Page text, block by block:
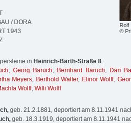
Rolf
©
/ DORA
1943
in Heinrich-Barth-Straße 8:
, Georg Baruch, Bernhard Baruch, Dan
Meyers, Berthold Walter, Elinor Wolff,
Wolff, Willi Wolff
geb. 21.2.1881, deportiert am 8.11.1941
geb. 18.3.1919, deportiert am 8.11.1941